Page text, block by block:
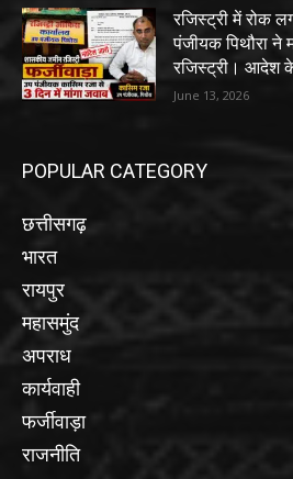
रजिस्ट्री में रोक
पंजीयक पिथौरा ने
रजिस्ट्री। आदेश
June 13, 2026
POPULAR CATEGORY
छत्तीसगढ़
भारत
रायपुर
महासमुंद
अपराध
कार्यवाही
फर्जीवाड़ा
राजनीति